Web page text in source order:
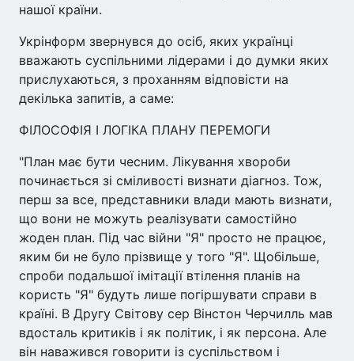
нашої країни.
Укрінформ звернувся до осіб, яких українці
вважають суспільними лідерами і до думки яких
прислухаються, з проханням відповісти на
декілька запитів, а саме:
ФІЛОСОФІЯ І ЛОГІКА ПЛАНУ ПЕРЕМОГИ
"План має бути чесним. Лікування хвороби
починається зі сміливості визнати діагноз. Тож,
перш за все, представники влади мають визнати,
що вони не можуть реалізувати самостійно
жоден план. Під час війни "Я" просто не працює,
яким би не було прізвище у того "Я". Щобільше,
спроби подальшої імітації втілення планів на
користь "Я" будуть лише погіршувати справи в
країні. В Другу Світову сер Вінстон Черчилль мав
вдосталь критиків і як політик, і як персона. Але
він наважився говорити із суспільством і